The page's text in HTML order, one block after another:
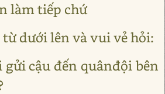
làm tiếp chứ
dưới lên và vui vẻ hỏi:
gửi cậu đến quânđội bên